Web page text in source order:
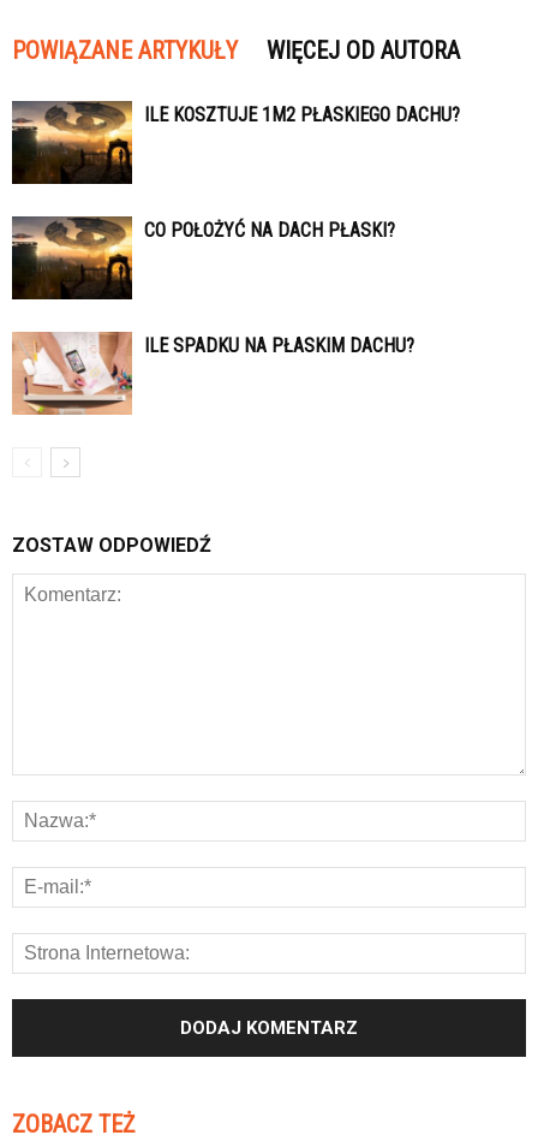
POWIĄZANE ARTYKUŁY WIĘCEJ OD AUTORA
ILE KOSZTUJE 1M2 PŁASKIEGO DACHU?
CO POŁOŻYĆ NA DACH PŁASKI?
ILE SPADKU NA PŁASKIM DACHU?
ZOSTAW ODPOWIEDŹ
ZOBACZ TEŻ